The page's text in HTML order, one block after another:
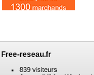
Free-reseau.fr
839 visiteurs